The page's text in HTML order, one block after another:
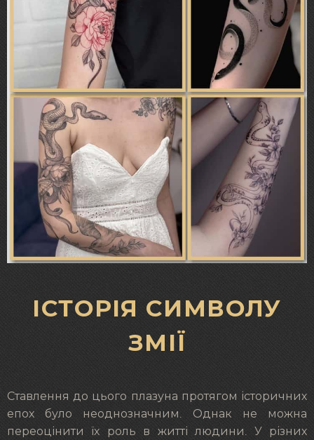
ІСТОРІЯ СИМВОЛУ
ЗМІЇ
Ставлення до цього плазуна протягом історичних
епох було неоднозначним. Однак не можна
переоцінити їх роль в житті людини. У різних